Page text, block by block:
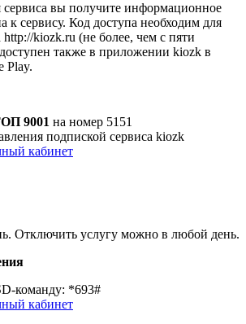
вы получите информационное
к сервису. Код доступа необходим для
kiozk.ru (не более, чем с пяти
также в приложении kiozk в
Play.
9001 на номер 5151
подпиской сервиса kiozk
кабинет
Отключить услугу можно в любой день.
команду: *693#
кабинет